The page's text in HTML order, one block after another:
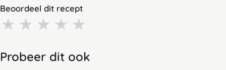
Beoordeel dit recept
★ ★ ★ ★ ★
Probeer dit ook